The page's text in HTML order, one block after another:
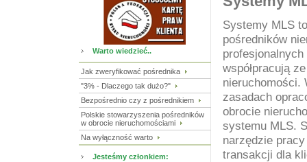
Warto wiedzieć..
Jak zweryfikować pośrednika
"3% - Dlaczego tak dużo?"
Bezpośrednio czy z pośrednikiem
Polskie stowarzyszenia pośredników
w obrocie nieruchomościami
Na wyłączność warto
Jesteśmy członkiem:
Systemy MLS
pośredników
współpracują
nieruchomości.
zasadach
obrocie
systemu MLS.
narzędzie
transakcji dla